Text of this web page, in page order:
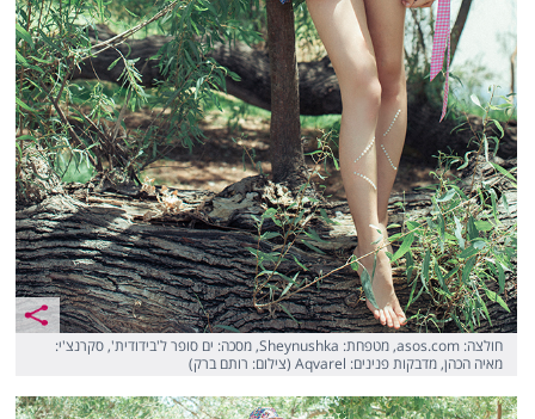
חולצה: asos.com, מטפחת: Sheynushka, מסכה: ים סופר ל'בידודית', סקרנצ'י:
מאיה הכהן, מדבקות פנינים: Aqvarel (צילום: רותם ברק)